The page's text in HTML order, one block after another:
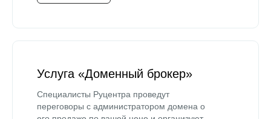
Услуга «Доменный брокер»
Специалисты Руцентра проведут
переговоры с администратором домена о